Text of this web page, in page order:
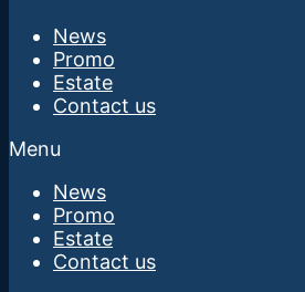
News
Promo
Estate
Contact us
Menu
News
Promo
Estate
Contact us